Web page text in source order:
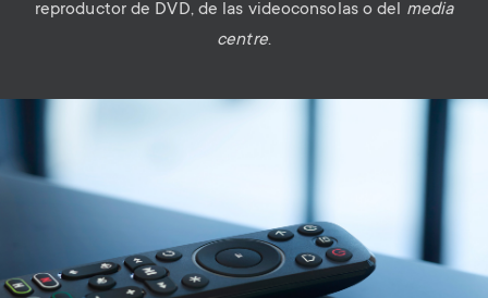
reproductor de DVD, de las videoconsolas o del media
centre.